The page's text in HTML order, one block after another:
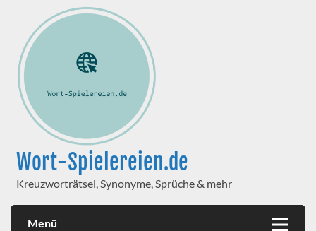
Wort-Spielereien.de
Kreuzworträtsel, Synonyme, Sprüche & mehr
Menü